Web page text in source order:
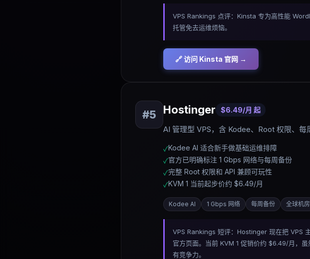
VPS Rankings 点评：Kinsta 专为高性能
托管免去运维烦恼。
🔗 访问 Kinsta 官网 →
#5 Hostinger $6.49/月 起
AI 管理型 VPS，含 Kodee、Root 权限、每
✓Kodee AI 适合新手做基础运维排障
✓官方已明确标注 1 Gbps 网络与每周备份
✓完整 Root 权限和 API 兼顾可玩性
✓KVM 1 当前起步价约 $6.49/月
Kodee AI 1 Gbps 网络 每周备份 全球机房
VPS Rankings 短评：Hostinger 现在把 VPS
官方页面。当前 KVM 1 促销价约 $6.49/月，
有竞争力。